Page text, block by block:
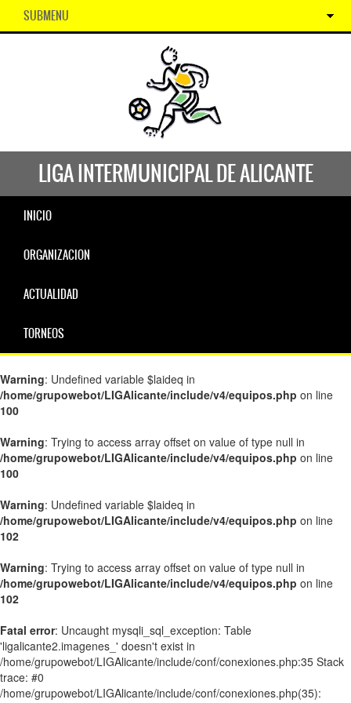
SUBMENU
LIGA INTERMUNICIPAL DE ALICANTE
INICIO
ORGANIZACION
ACTUALIDAD
TORNEOS
Warning: Undefined variable $laideq in
/home/grupowebot/LIGAlicante/include/v4/equipos.php on line
100
Warning: Trying to access array offset on value of type null in
/home/grupowebot/LIGAlicante/include/v4/equipos.php on line
100
Warning: Undefined variable $laideq in
/home/grupowebot/LIGAlicante/include/v4/equipos.php on line
102
Warning: Trying to access array offset on value of type null in
/home/grupowebot/LIGAlicante/include/v4/equipos.php on line
102
Fatal error: Uncaught mysqli_sql_exception: Table
'ligalicante2.imagenes_' doesn't exist in
/home/grupowebot/LIGAlicante/include/conf/conexiones.php:35 Stack
trace: #0
/home/grupowebot/LIGAlicante/include/conf/conexiones.php(35):